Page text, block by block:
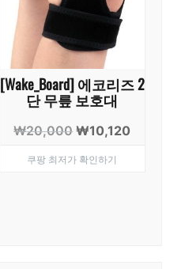
[Wake_Board] 에코리즈 2
단 무릎 보호대
₩20,000 원
가
₩10,120
쿠팡 최저가 확인하기